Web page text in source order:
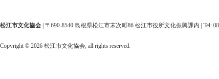
松江市文化協会 | 〒690-8540 島根県松江市末次町86 松江市役所文化振興課内 | Tel:
Copyright © 2026 松江市文化協会, all rights reserved.